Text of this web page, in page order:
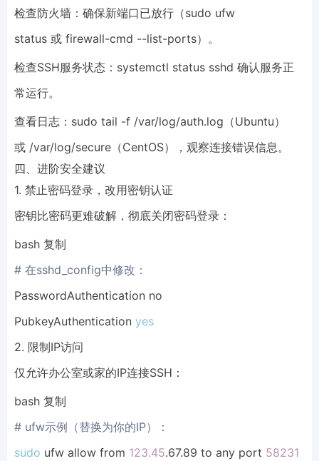
检查防火墙：确保新端口已放行（sudo ufw
status 或 firewall-cmd --list-ports）。
检查SSH服务状态：systemctl status sshd 确认服务正
常运行。
查看日志：sudo tail -f /var/log/auth.log（Ubuntu）
或 /var/log/secure（CentOS），观察连接错误信息。
四、进阶安全建议
1. 禁止密码登录，改用密钥认证
密钥比密码更难破解，彻底关闭密码登录：
bash 复制
# 在sshd_config中修改：
PasswordAuthentication no
PubkeyAuthentication yes
2. 限制IP访问
仅允许办公室或家的IP连接SSH：
bash 复制
# ufw示例（替换为你的IP）：
sudo ufw allow from 123.45.67.89 to any port 58231